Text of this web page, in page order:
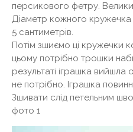
персикового фетру.
Діаметр кожного
5 сантиметрів.
Потім зшиємо ці кружечки
цьому потрібно трошки
результаті іграшка
не потрібно. Іграшка
Зшивати слід петельним
фото 1